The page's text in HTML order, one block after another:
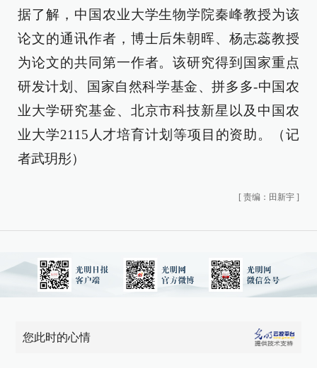
据了解，中国农业大学生物学院秦峰教授为该
论文的通讯作者，博士后朱朝晖、杨志蕊教授
为论文的共同第一作者。该研究得到国家重点
研发计划、国家自然科学基金、拼多多-中国农
业大学研究基金、北京市科技新星以及中国农
业大学2115人才培育计划等项目的资助。（记
者武玥彤）
[ 责编：田新宇 ]
您此时的心情